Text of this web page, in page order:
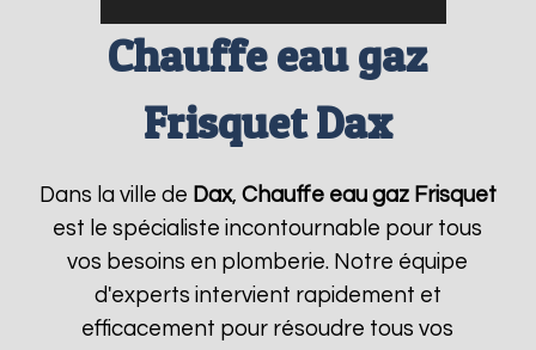
Chauffe eau gaz
Frisquet Dax
Dans la ville de Dax, Chauffe eau gaz Frisquet
est le spécialiste incontournable pour tous
vos besoins en plomberie. Notre équipe
d'experts intervient rapidement et
efficacement pour résoudre tous vos